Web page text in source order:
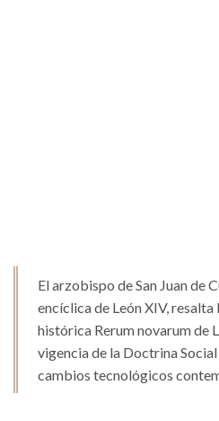
El arzobispo de San Juan de
encíclica de León XIV,
histórica Rerum novarum de
vigencia de la Doctrina
cambios tecnológicos